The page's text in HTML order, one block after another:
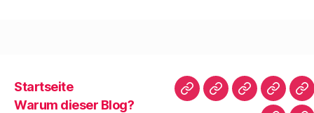
Startseite
Warum dieser Blog?
Startseite
WarumBibliografie
Vita